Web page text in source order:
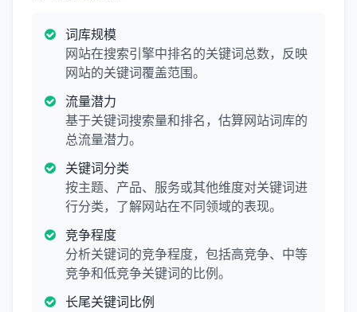
词库规模
网站在搜索引擎中排名的关键词总数，反映
网站的关键词覆盖范围。
流量潜力
基于关键词搜索量和排名，估算网站词库的
总流量潜力。
关键词分类
按主题、产品、服务或其他维度对关键词进
行分类，了解网站在不同领域的表现。
竞争程度
分析关键词的竞争程度，包括高竞争、中等
竞争和低竞争关键词的比例。
长尾关键词比例